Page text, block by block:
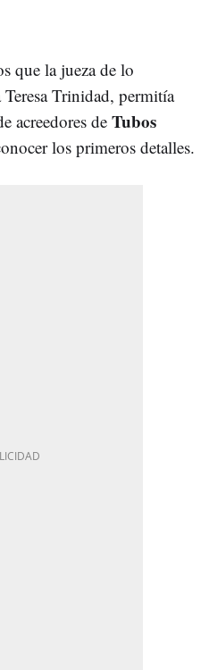
que la jueza de lo
Trinidad, permitía
acreedores de Tubos
los primeros detalles.